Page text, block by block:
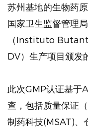
苏州基地的生物药
国家卫生监督管理
（Instituto
DV）生产项目颁发
此次GMP认证基于
查，包括质量保证
制药科技(MSAT)、